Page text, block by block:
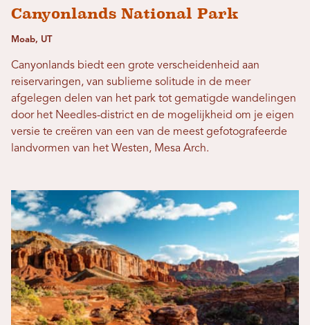
Canyonlands National Park
Moab, UT
Canyonlands biedt een grote verscheidenheid aan
reiservaringen, van sublieme solitude in de meer
afgelegen delen van het park tot gematigde wandelingen
door het Needles-district en de mogelijkheid om je eigen
versie te creëren van een van de meest gefotografeerde
landvormen van het Westen, Mesa Arch.